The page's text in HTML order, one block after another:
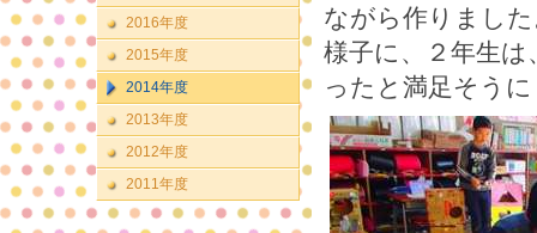
2016年度
2015年度
2014年度
2013年度
2012年度
2011年度
ながら作りまし
様子に、２年生
ったと満足そう